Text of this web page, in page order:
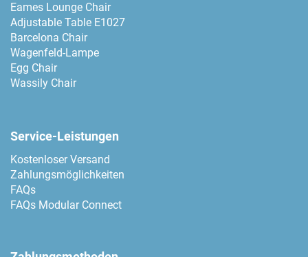
Eames Lounge Chair
Adjustable Table E1027
Barcelona Chair
Wagenfeld-Lampe
Egg Chair
Wassily Chair
Service-Leistungen
Kostenloser Versand
Zahlungsmöglichkeiten
FAQs
FAQs Modular Connect